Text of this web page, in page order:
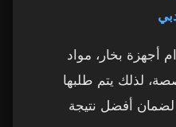
أجهزة بخار، مواد
لذلك يتم طلبها
أفضل نتيجة